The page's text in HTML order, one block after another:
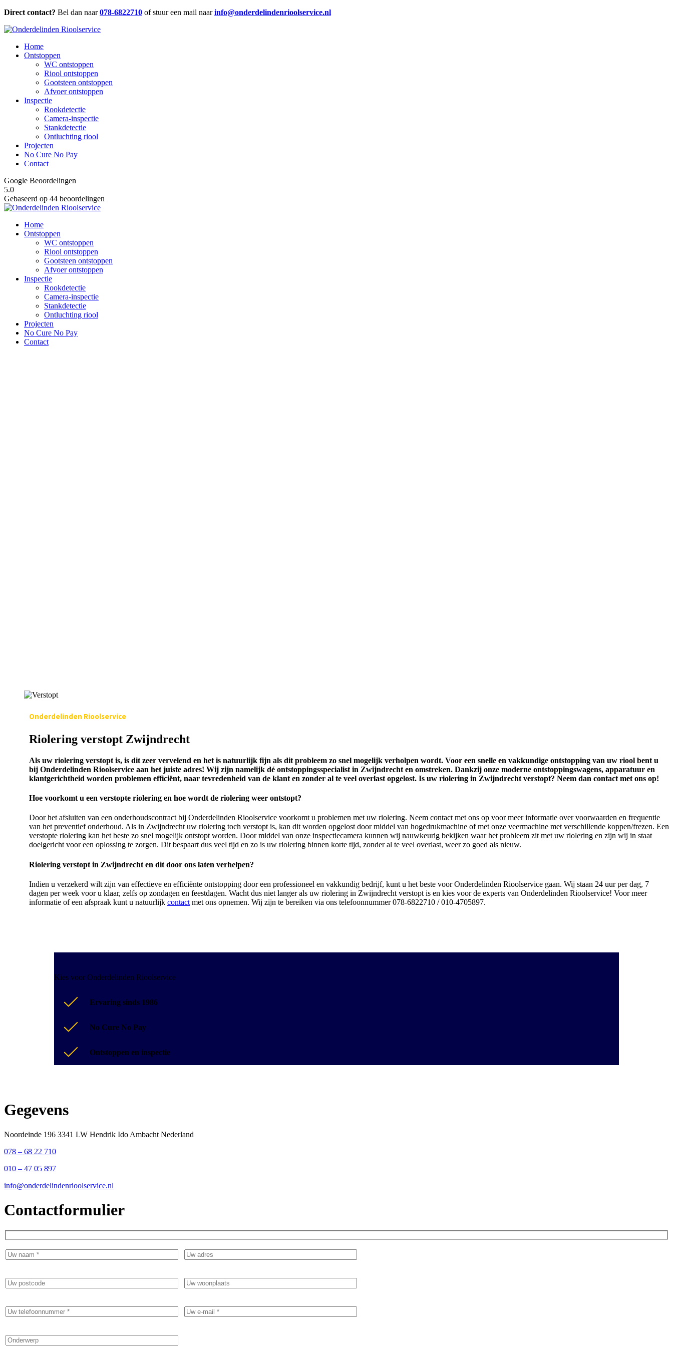
Direct contact? Bel dan naar078-6822710 of stuur een mail naarinfo@onderdelindenrioolservice.nl
Home
Ontstoppen
WC ontstoppen
Riool ontstoppen
Gootsteen ontstoppen
Afvoer ontstoppen
Inspectie
Rookdetectie
Camera-inspectie
Stankdetectie
Ontluchting riool
Projecten
No Cure No Pay
Contact
Google Beoordelingen
5.0
Gebaseerd op 44 beoordelingen
Home
Ontstoppen
WC ontstoppen
Riool ontstoppen
Gootsteen ontstoppen
Afvoer ontstoppen
Inspectie
Rookdetectie
Camera-inspectie
Stankdetectie
Ontluchting riool
Projecten
No Cure No Pay
Contact
Onderdelinden Rioolservice
Riolering verstopt Zwijndrecht
Als uw riolering verstopt is, is dit zeer vervelend en het is natuurlijk fijn als dit probleem zo snel mogelijk verholpen wordt. Voor een snelle en vakkundige ontstopping van uw riool bent u
bij Onderdelinden Rioolservice aan het juiste adres! Wij zijn namelijk dé ontstoppingsspecialist in Zwijndrecht en omstreken. Dankzij onze moderne ontstoppingswagens, apparatuur en
klantgerichtheid worden problemen efficiënt, naar tevredenheid van de klant en zonder al te veel overlast opgelost. Is uw riolering in Zwijndrecht verstopt? Neem dan contact met ons op!
Hoe voorkomt u een verstopte riolering en hoe wordt de riolering weer ontstopt?
Door het afsluiten van een onderhoudscontract bij Onderdelinden Rioolservice voorkomt u problemen met uw riolering. Neem contact met ons op voor meer informatie over voorwaarden en frequentie
van het preventief onderhoud. Als in Zwijndrecht uw riolering toch verstopt is, kan dit worden opgelost door middel van hogedrukmachine of met onze veermachine met verschillende koppen/frezen. Een
verstopte riolering kan het beste zo snel mogelijk ontstopt worden. Door middel van onze inspectiecamera kunnen wij nauwkeurig bekijken waar het probleem zit met uw riolering en zijn wij in staat
doelgericht voor een oplossing te zorgen. Dit bespaart dus veel tijd en zo is uw riolering binnen korte tijd, zonder al te veel overlast, weer zo goed als nieuw.
Riolering verstopt in Zwijndrecht en dit door ons laten verhelpen?
Indien u verzekerd wilt zijn van effectieve en efficiënte ontstopping door een professioneel en vakkundig bedrijf, kunt u het beste voor Onderdelinden Rioolservice gaan. Wij staan 24 uur per dag, 7
dagen per week voor u klaar, zelfs op zondagen en feestdagen. Wacht dus niet langer als uw riolering in Zwijndrecht verstopt is en kies voor de experts van Onderdelinden Rioolservice! Voor meer
informatie of een afspraak kunt u natuurlijk contact met ons opnemen. Wij zijn te bereiken via ons telefoonnummer 078-6822710 / 010-4705897.
Kies voor Onderdelinden Rioolservice
Ervaring sinds 1986
No Cure No Pay
Ontstoppen en inspectie
Gegevens
Noordeinde 196 3341 LW Hendrik Ido Ambacht Nederland
078 – 68 22 710
010 – 47 05 897
info@onderdelindenrioolservice.nl
Contactformulier